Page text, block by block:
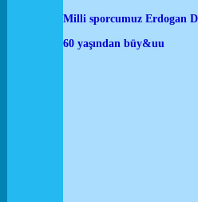
Milli sporcumuz Erdogan
60 yaşından büy&uu